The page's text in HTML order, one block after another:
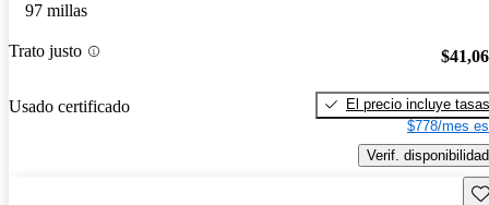
97 millas
Trato justo
Usado certificado
El precio incluye tasas
$778/mes
Verif. disponibilidad